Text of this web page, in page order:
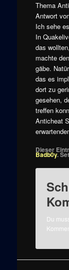
Thema
Antwort
Ich sehe
In
das
machte
gäbe.
das es
dort zu
gesehen,
treffen
Anticheat
Dieser
Badb0y.
Du